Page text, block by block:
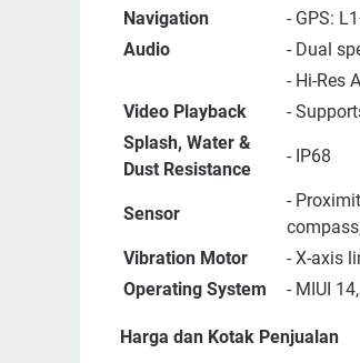
Navigation
- GPS:
Audio
- Dual
- Hi-Res
Video Playback
-
Splash, Water &
Dust Resistance
- IP68
Sensor
-
Vibration Motor
- X-axis
Operating System
- MIUI
Harga dan Kotak Penjualan